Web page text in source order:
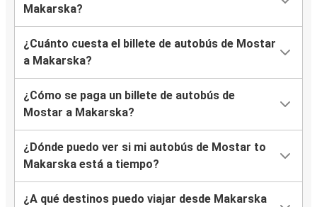
Makarska?
¿Cuánto cuesta el billete de autobús de Mostar
a Makarska?
¿Cómo se paga un billete de autobús de
Mostar a Makarska?
¿Dónde puedo ver si mi autobús de Mostar to
Makarska está a tiempo?
¿A qué destinos puedo viajar desde Makarska